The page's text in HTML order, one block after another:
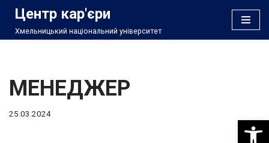
Перейти
Центр кар'єри
Хмельницький національний університет
МЕНЕДЖЕР
25.03.2024